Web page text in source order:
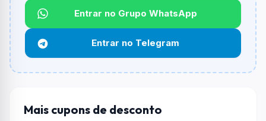
Qual é o desconto máximo?
Não informado ou sem limite.
Funciona em qualquer produto?
Não necessariamente. Depende de itens participantes
e alguns vendedores ou produtos especificos podem
Entrar no Grupo WhatsApp
Entrar no Telegram
Mais cupons de desconto